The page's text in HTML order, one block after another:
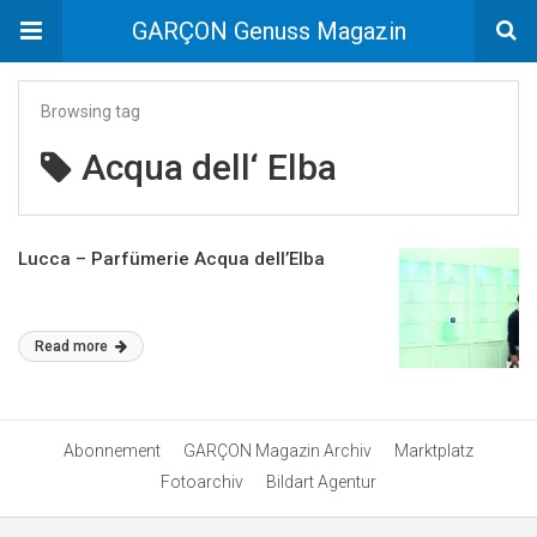
GARÇON Genuss Magazin
Browsing tag
Acqua dell‘ Elba
Lucca – Parfümerie Acqua dell’Elba
Read more
Abonnement GARÇON Magazin Archiv
Marktplatz
Fotoarchiv
Bildart Agentur